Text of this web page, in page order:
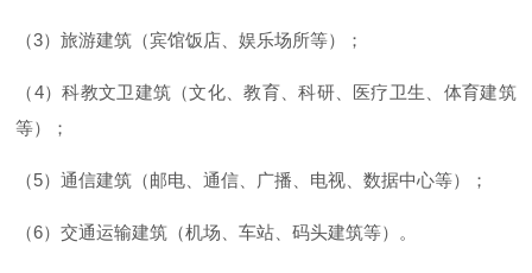
（3）旅游建筑（宾馆饭店、娱乐场所等）；
（4）科教文卫建筑（文化、教育、科研、医疗卫生、体育建筑
等）；
（5）通信建筑（邮电、通信、广播、电视、数据中心等）；
（6）交通运输建筑（机场、车站、码头建筑等）。